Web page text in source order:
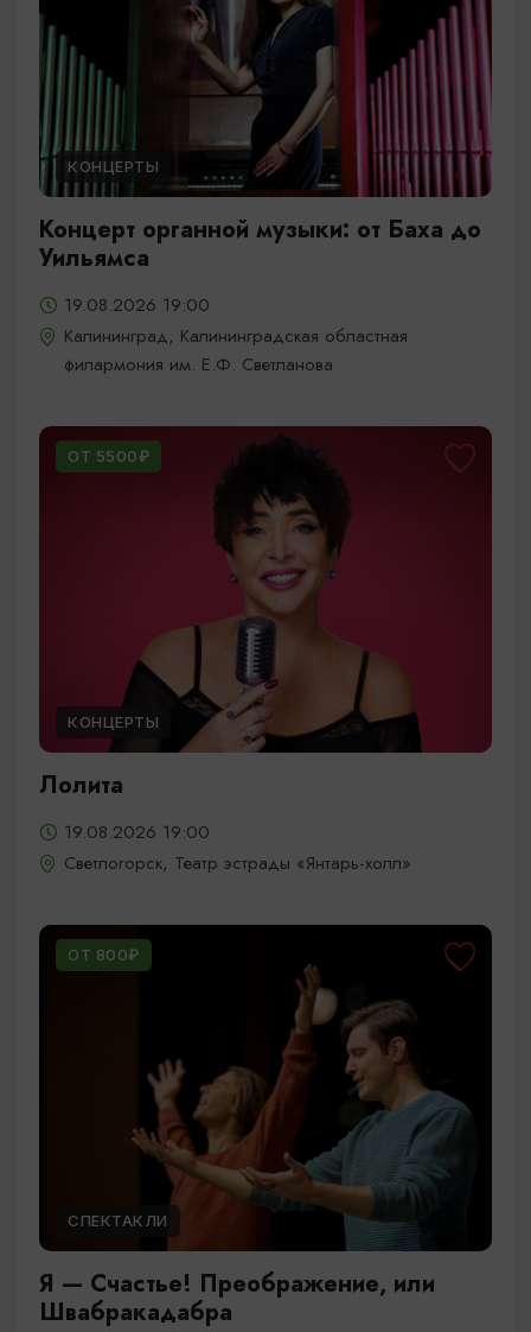
КОНЦЕРТЫ
Концерт органной музыки: от Баха до
Уильямса
19.08.2026 19:00
Калининград, Калининградская областная
филармония им. Е.Ф. Светланова
ОТ 5500₽
КОНЦЕРТЫ
Лолита
19.08.2026 19:00
Светлогорск, Театр эстрады «Янтарь-холл»
ОТ 800₽
СПЕКТАКЛИ
Я — Счастье! Преображение, или
Швабракадабра